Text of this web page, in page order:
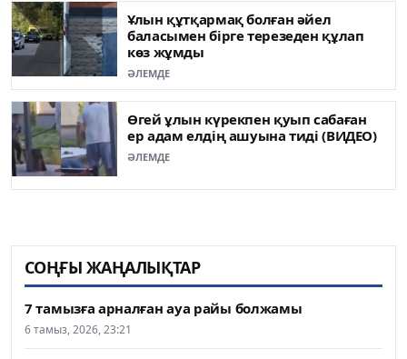
Ұлын құтқармақ болған әйел
баласымен бірге терезеден құлап
көз жұмды
ӘЛЕМДЕ
Өгей ұлын күрекпен қуып сабаған
ер адам елдің ашуына тиді (ВИДЕО)
ӘЛЕМДЕ
СОҢҒЫ ЖАҢАЛЫҚТАР
7 тамызға арналған ауа райы болжамы
6 тамыз, 2026, 23:21